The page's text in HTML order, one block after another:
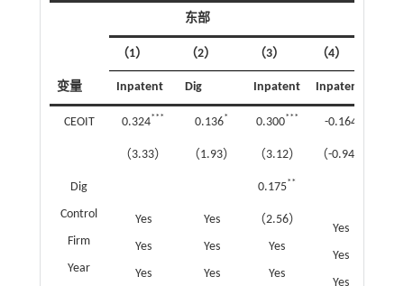
变量
东部
（1） （2） （3） （4）
Inpatent Dig Inpatent Inpatent
CEOIT 0.324*** 0.136* 0.300*** -0.164
（3.33） （1.93） （3.12） （-0.94）
Dig
Control
Firm
Year
0.175**
Yes
Yes
Yes
Yes
Yes
Yes
（2.56）
Yes
Yes
Yes
Yes
Yes